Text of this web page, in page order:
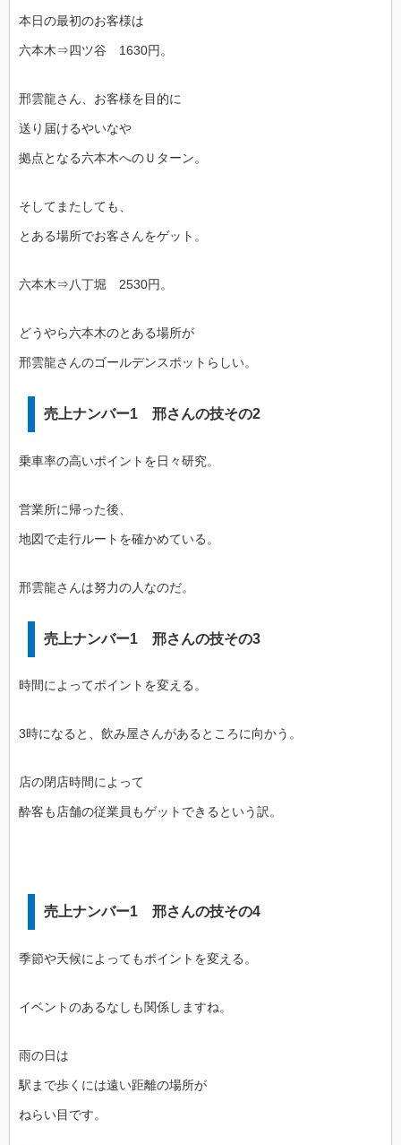
本日の最初のお客様は
六本木⇒四ツ谷 1630円。
邢雲龍さん、お客様を目的に
送り届けるやいなや
拠点となる六本木へのＵターン。
そしてまたしても、
とある場所でお客さんをゲット。
六本木⇒八丁堀 2530円。
どうやら六本木のとある場所が
邢雲龍さんのゴールデンスポットらしい。
売上ナンバー1 邢さんの技その2
乗車率の高いポイントを日々研究。
営業所に帰った後、
地図で走行ルートを確かめている。
邢雲龍さんは努力の人なのだ。
売上ナンバー1 邢さんの技その3
時間によってポイントを変える。
3時になると、飲み屋さんがあるところに向かう。
店の閉店時間によって
酔客も店舗の従業員もゲットできるという訳。
売上ナンバー1 邢さんの技その4
季節や天候によってもポイントを変える。
イベントのあるなしも関係しますね。
雨の日は
駅まで歩くには遠い距離の場所が
ねらい目です。